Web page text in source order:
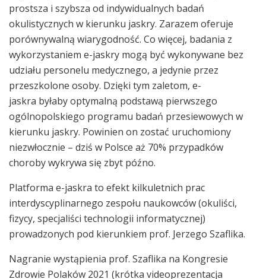
prostsza i szybsza od indywidualnych badań
okulistycznych w kierunku jaskry. Zarazem oferuje
porównywalną wiarygodność. Co więcej, badania z
wykorzystaniem e-jaskry mogą być wykonywane bez
udziału personelu medycznego, a jedynie przez
przeszkolone osoby. Dzięki tym zaletom, e-
jaskra byłaby optymalną podstawą pierwszego
ogólnopolskiego programu badań przesiewowych w
kierunku jaskry. Powinien on zostać uruchomiony
niezwłocznie – dziś w Polsce aż 70% przypadków
choroby wykrywa się zbyt późno.
Platforma e-jaskra to efekt kilkuletnich prac
interdyscyplinarnego zespołu naukowców (okuliści,
fizycy, specjaliści technologii informatycznej)
prowadzonych pod kierunkiem prof. Jerzego Szaflika.
Nagranie wystąpienia prof. Szaflika na Kongresie
Zdrowie Polaków 2021 (krótka videoprezentacja